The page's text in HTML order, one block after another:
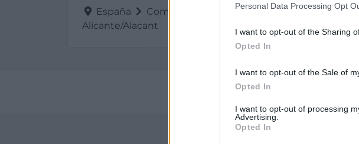
Personal Data Processing Opt
I want to opt-out of the Sharing
Opted In
I want to opt-out of the Sale of
Opted In
I want to opt-out of processing
Advertising.
Opted In
España Comunidad Valenciana
Alicante
Alicante/Alacant
Perfil activo desde: